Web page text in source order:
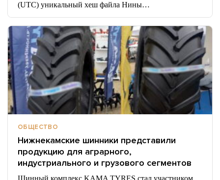
(UTC) уникальный хеш файла Нины…
ОБЩЕСТВО
Нижнекамские шинники представили
продукцию для аграрного,
индустриального и грузового сегментов